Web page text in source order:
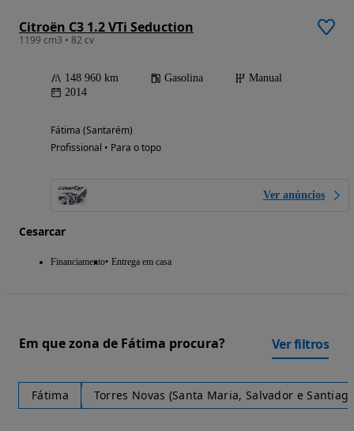
Citroën C3 1.2 VTi Seduction
1199 cm3 • 82 cv
148 960 km Gasolina
Manual
2014
Fátima (Santarém)
Profissional • Para o topo
Ver anúncios
Cesarcar
Financiamento Entrega em casa
Em que zona de Fátima procura? Ver filtros
Fátima Torres Novas (Santa Maria, Salvador e